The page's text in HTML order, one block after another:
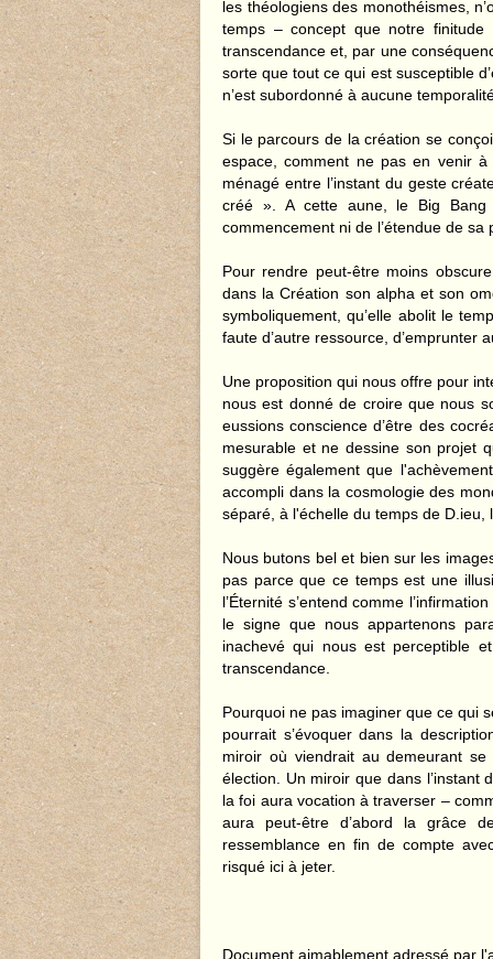
les théologiens des monothéismes,
temps – concept que notre
transcendance et, par une
sorte que tout ce qui est susceptible
n’est subordonné à aucune
Si le parcours de la création se
espace, comment ne pas en venir à
ménagé entre l’instant du geste
créé ». A cette aune, le Big Bang
commencement ni de l’étendue de sa
Pour rendre peut-être moins
dans la Création son alpha et son
symboliquement, qu’elle abolit le
faute d’autre ressource, d’emprunter
Une proposition qui nous offre pour
nous est donné de croire que nous
eussions conscience d’être des
mesurable et ne dessine son projet
suggère également que
accompli dans la cosmologie des
séparé, à l'échelle du temps de D.ieu,
Nous butons bel et bien sur les
pas parce que ce temps est une
l’Éternité s’entend comme
le signe que nous appartenons
inachevé qui nous est perceptible
transcendance.
Pourquoi ne pas imaginer que ce qui
pourrait s’évoquer dans la
miroir où viendrait au demeurant
élection. Un miroir que dans l’instant
la foi aura vocation à traverser –
aura peut-être d’abord la grâce
ressemblance en fin de compte
risqué ici à jeter.
Document aimablement adressé par